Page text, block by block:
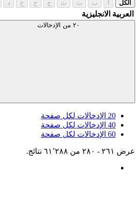
الكل ب ت ث ج ح خ د
العربية الانجليزية
٢٠ من الإدخالات
20 الإدخالات لكل صفحة
40 الإدخالات لكل صفحة
60 الإدخالات لكل صفحة
عرض ٢٦١ - ٢٨٠ من ٦١٬٢٨٨ نتائج.